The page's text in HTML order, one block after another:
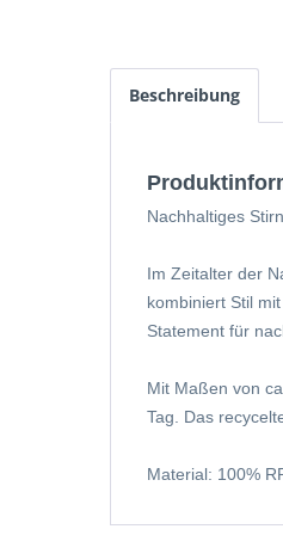
Beschreibung
Nachhaltiges
Im Zeitalter der
kombiniert Stil
Statement für
Mit Maßen von
Tag. Das
Material: 100%